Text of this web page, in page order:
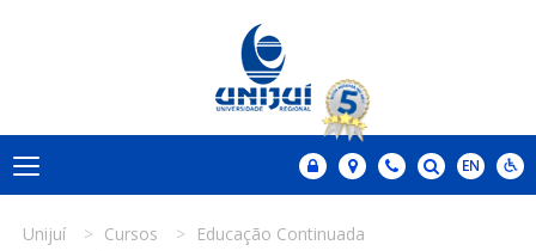
Unijuí Cursos
Educação Continuada